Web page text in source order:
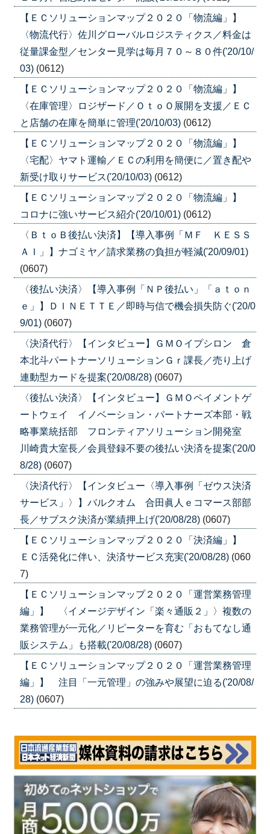
【ＥＣソリューションマップ２０２０「物流編」】
〈物流代行〉佐川グローバルロジスティクス／料金は
従量課金型／センター見学は毎月７０～８０件('20/10/
03) (0612)
【ＥＣソリューションマップ２０２０「物流編」】
〈在庫管理〉ロジザード／ＯｔｏＯ展開を支援／ＥＣ
と店舗の在庫を簡単に管理('20/10/03) (0612)
【ＥＣソリューションマップ２０２０「物流編」】
〈宅配〉ヤマト運輸／ＥＣの利用を簡便に／置き配や
新受け取りサービス('20/10/03) (0612)
【ＥＣソリューションマップ２０２０「物流編」】
コロナに強いサービス紹介('20/10/01) (0612)
〈ＢｔｏＢ後払い決済】【導入事例「ＭＦ ＫＥＳＳ
ＡＩ」】ナゴミヤ／請求業務の負担が軽減('20/09/01)
(0607)
〈後払い決済〉【導入事例「ＮＰ後払い」「ａｔｏｎ
ｅ」】ＤＩＮＥＴＴＥ／即時与信で機会損失防ぐ('20/0
9/01) (0607)
〈決済代行〉【インタビュー】ＧＭＯイプシロン 倉
本北斗パートナーソリューションＧｒ課長／売り上げ
連動型カードを提案('20/08/28) (0607)
〈後払い決済〉【インタビュー】ＧＭＯペイメントゲ
ートウェイ イノベーション・パートナーズ本部・戦
略事業統括部 フロンティアソリューション開発室
川崎貴大室長／会員登録不要の後払い決済を提案('20/0
8/28) (0607)
〈決済代行〉【インタビュー〈導入事例「ゼウス決済
サービス」〉】バルクオム 合田眞人ｅコマース部部
長／サブスク決済が業績押上げ('20/08/28) (0607)
【ＥＣソリューションマップ２０２０「決済編」】
ＥＣ活発化に伴い、決済サービス充実('20/08/28) (060
7)
【ＥＣソリューションマップ２０２０「運営業務管理
編」】 〈イメージデザイン「楽々通販２」〉複数の
業務管理が一元化／リピーターを育む「おもてなし通
販システム」も搭載('20/08/28) (0607)
【ＥＣソリューションマップ２０２０「運営業務管理
編」】 注目「一元管理」の強みや展望に迫る('20/08/
28) (0607)